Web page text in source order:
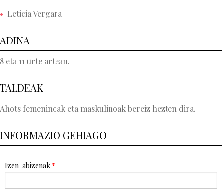
Leticia Vergara
ADINA
8 eta 11 urte artean.
TALDEAK
Ahots femeninoak eta maskulinoak bereiz hezten dira.
INFORMAZIO GEHIAGO
Izen-abizenak *